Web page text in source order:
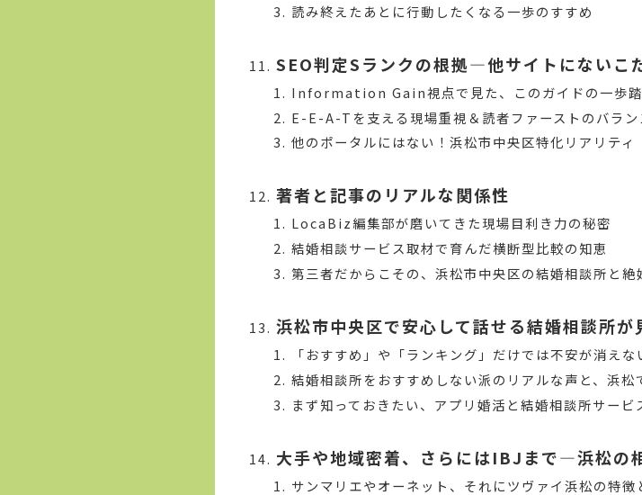
読み終えたあとに行動したくなる一歩のすすめ
SEO判定Sランクの根拠―他サイトにないこ
Information Gain視点で見た、このガイドの一歩踏
E-E-A-Tを支える現場重視＆読者ファーストのバラン
他のポータルにはない！浜松市中央区特化リアリティ
著者と記事のリアルな関係性
LocaBiz編集部が磨いてきた現場目利き力の秘密
結婚相談サービス取材で育んだ横断型比較の知恵
第三者だからこその、浜松市中央区の結婚相談所と絶
浜松市中央区で安心して話せる結婚相談所
「おすすめ」や「ランキング」だけでは不安が消えな
結婚相談所をおすすめしない派のリアルな声と、浜松
まず知っておきたい、アプリ婚活と結婚相談所サービ
大手や地域密着、さらにはIBJまで―浜松の
サンマリエやオーネット、それにツヴァイ浜松の特徴